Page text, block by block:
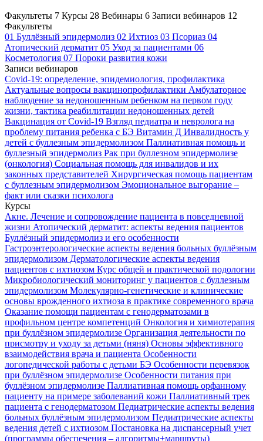
Факультеты 7 Курсы 28 Вебинары 6 Записи вебинаров 12
Факультеты
01 Буллёзный эпидермолиз 02 Ихтиоз 03 Псориаз 04
Атопический дерматит 05 Уход за пациентами 06
Косметология 07 Пороки развития кожи
Записи вебинаров
Covid-19: определение, эпидемиология, профилактика
Актуальные вопросы вакцинопрофилактики Амбулаторное
наблюдение за недоношенным ребенком на первом году
жизни, тактика реабилитации недоношенных детей
Вакцинация от Covid-19 Взгляд педиатра и невролога на
проблему питания ребенка с БЭ Витамин Д Инвалидность у
детей с буллезным эпидермолизом Паллиативная помощь и
буллезный эпидермолиз Рак при буллезном эпидермолизе
(онкология) Социальная помощь для инвалидов и их
законных представителей Хирургическая помощь пациентам
с буллезным эпидермолизом Эмоциональное выгорание –
факт или сказки психолога
Курсы
Акне. Лечение и сопровождение пациента в повседневной
жизни Атопический дерматит: аспекты ведения пациентов
Буллёзный эпидермолиз и его особенности
Гастроэнтерологические аспекты ведения больных буллёзным
эпидермолизом Дерматологические аспекты ведения
пациентов с ихтиозом Курс общей и практической подологии
Микробиологический мониторинг у пациентов с буллезным
эпидермолизом Молекулярно-генетические и клинические
основы врожденного ихтиоза в практике современного врача
Оказание помощи пациентам с генодерматозами в
профильном центре компетенций Онкология и химиотерапия
при буллёзном эпидермолизе Организация деятельности по
присмотру и уходу за детьми (няня) Основы эффективного
взаимодействия врача и пациента Особенности
логопедической работы с детьми БЭ Особенности перевязок
при буллёзном эпидермолизе Особенности питания при
буллёзном эпидермолизе Паллиативная помощь орфанному
пациенту на примере заболеваний кожи Паллиативный трек
пациента с генодерматозом Педиатрические аспекты ведения
больных буллёзным эпидермолизом Педиатрические аспекты
ведения детей с ихтиозом Постановка на диспансерный учет
(программы обеспечения – алгоритмы+маршруты)